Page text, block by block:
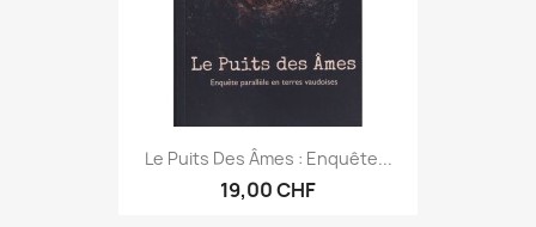
Le Puits Des Âmes : Enquête...
19,00 CHF